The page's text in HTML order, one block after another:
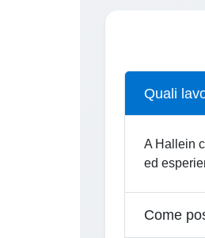
Quali
A Hallein
ed
Come